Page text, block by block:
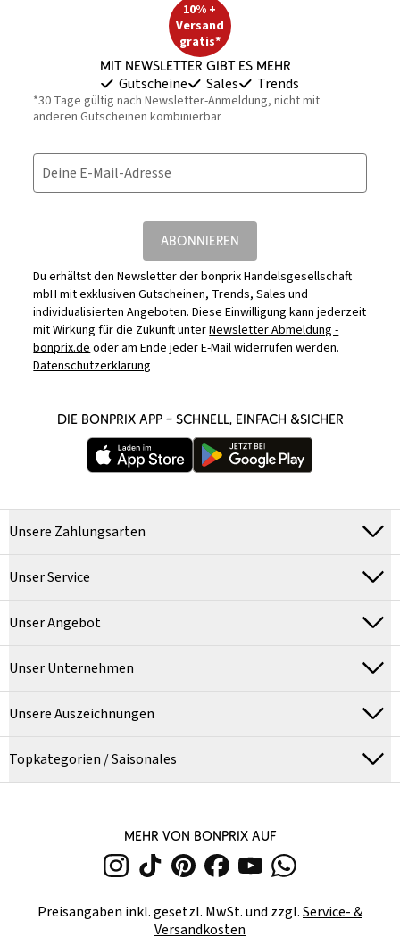
10% +
Versand
gratis*
Mit Newsletter gibt es mehr
Gutscheine Sales Trends
*30 Tage gültig nach Newsletter-Anmeldung, nicht mit
anderen Gutscheinen kombinierbar
Deine E-Mail-Adresse
ABONNIEREN
Du erhältst den Newsletter der bonprix Handelsgesellschaft
mbH mit exklusiven Gutscheinen, Trends, Sales und
individualisierten Angeboten. Diese Einwilligung kann jederzeit
mit Wirkung für die Zukunft unterNewsletter Abmeldung -
bonprix.deoder am Ende jeder E-Mail widerrufen werden.
Datenschutzerklärung
DIE BONPRIX APP – SCHNELL, EINFACH &SICHER
Unsere Zahlungsarten
Unser Service
Unser Angebot
Unser Unternehmen
Unsere Auszeichnungen
Topkategorien / Saisonales
MEHR VON BONPRIX AUF
Preisangaben inkl. gesetzl. MwSt. und zzgl.Service- &
Versandkosten